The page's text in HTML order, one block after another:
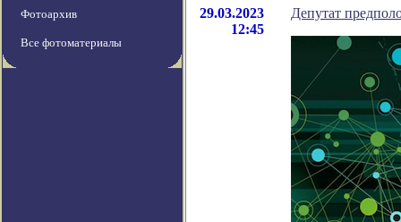
Фотоархив
Все фотоматериалы
29.03.2023
12:45
Депутат